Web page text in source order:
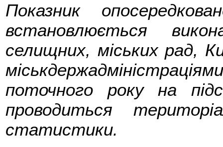
Показник
встановлюється
селищних, міських рад,
поточного року на
проводиться
статистики.